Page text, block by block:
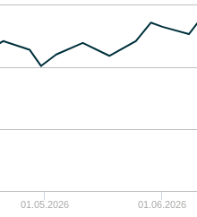
01.05.2026 01.06.2026